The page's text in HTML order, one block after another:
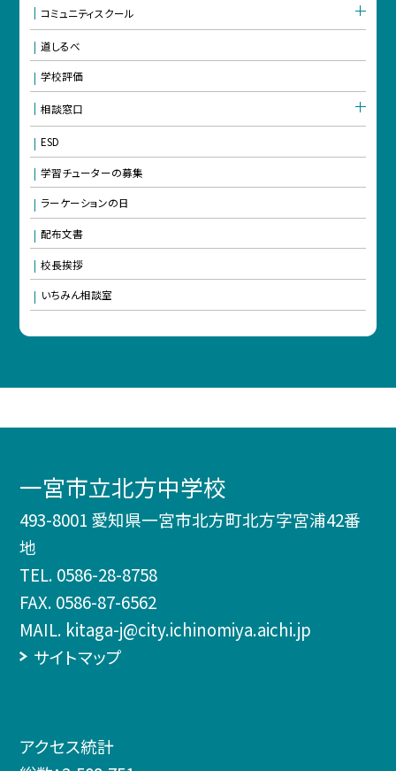
コミュニティスクール
道しるべ
学校評価
相談窓口
ESD
学習チューターの募集
ラーケーションの日
配布文書
校長挨拶
いちみん相談室
一宮市立北方中学校
493-8001 愛知県一宮市北方町北方字宮浦42番
地
TEL. 0586-28-8758
FAX. 0586-87-6562
MAIL. kitaga-j@city.ichinomiya.aichi.jp
サイトマップ
アクセス統計